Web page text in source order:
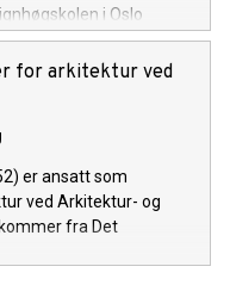
i Oslo
for arkitektur ved
er ansatt som
ved Arkitektur- og
fra Det